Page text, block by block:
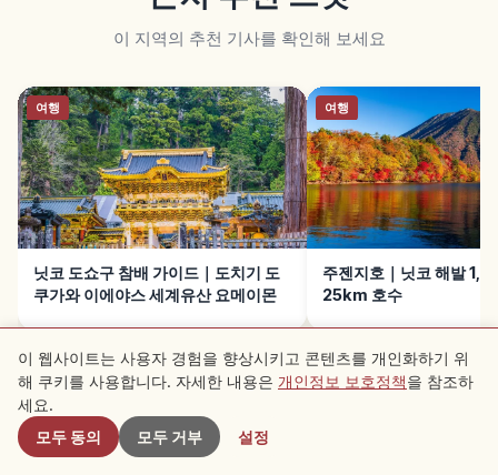
이 지역의 추천 기사를 확인해 보세요
여행
닛코 도쇼구 참배 가이드｜도치기 도
쿠가와 이에야스 세계유산 요메이몬
여행
주젠지호｜닛코 해발
25km 호수
다음 읽기 →
근처 스팟
이 웹사이트는 사용자 경험을 향상시키고 콘텐츠를 개인화하기 위
해 쿠키를 사용합니다. 자세한 내용은 개인정보 보호정책을 참조하
세요.
모두 동의
모두 거부 설정